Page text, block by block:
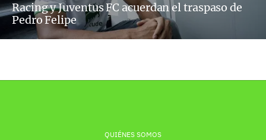
Racing y Juventus FC acuerdan el traspaso de
Pedro Felipe
QUIÉNES SOMOS